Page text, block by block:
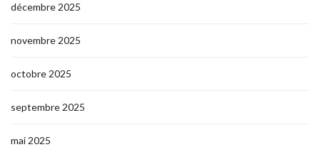
décembre 2025
novembre 2025
octobre 2025
septembre 2025
mai 2025